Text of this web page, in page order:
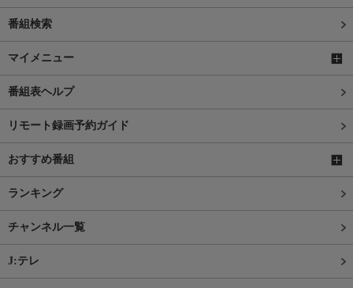
番組検索
マイメニュー
番組表ヘルプ
リモート録画予約ガイド
おすすめ番組
ランキング
チャンネル一覧
J:テレ